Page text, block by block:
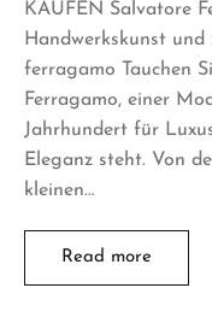
KAUFEN Salvatore
Handwerkskunst
ferragamo Tauchen
Ferragamo, einer
Jahrhundert für
Eleganz steht. Von
kleinen…
Read more